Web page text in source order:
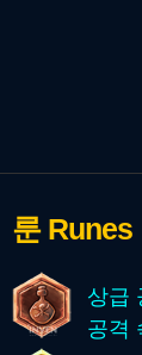
룬 Runes
상급
공격